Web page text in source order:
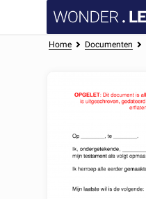
Home Documenten